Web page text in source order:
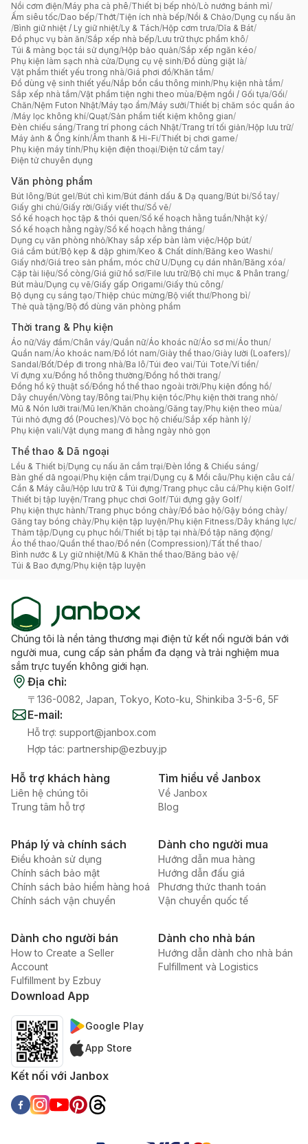
Nồi cơm điện/Máy pha cà phê/Thiết bị bếp nhỏ/Lò nướng bánh mì/
Ấm siêu tốc/Dao bếp/Thớt/Tiện ích nhà bếp/Nồi & Chảo/Dụng cụ nấu ăn
/Bình giữ nhiệt / Ly giữ nhiệt/Ly & Tách/Hộp cơm trưa/Dĩa & Bát/
Đồ phục vụ bàn ăn/Sắp xếp nhà bếp/Lưu trữ thực phẩm khô/
Túi & màng bọc tái sử dụng/Hộp bảo quản/Sắp xếp ngăn kéo/
Phụ kiện làm sạch nhà cửa/Dụng cụ vệ sinh/Đồ dùng giặt là/
Vật phẩm thiết yếu trong nhà/Giá phơi đồ/Khăn tắm/
Đồ dùng vệ sinh thiết yếu/Nắp bồn cầu thông minh/Phụ kiện nhà tắm/
Sắp xếp nhà tắm/Vật phẩm tiện nghi theo mùa/Đệm ngồi / Gối tựa/Gối/
Chăn/Nệm Futon Nhật/Máy tạo ẩm/Máy sưởi/Thiết bị chăm sóc quần áo
/Máy lọc không khí/Quạt/Sản phẩm tiết kiệm không gian/
Đèn chiếu sáng/Trang trí phong cách Nhật/Trang trí tối giản/Hộp lưu trữ/
Máy ảnh & Ống kính/Âm thanh & Hi-Fi/Thiết bị chơi game/
Phụ kiện máy tính/Phụ kiện điện thoại/Điện tử cầm tay/
Điện tử chuyên dụng
Văn phòng phẩm
Bút lông/Bút gel/Bút chì kim/Bút đánh dấu & Dạ quang/Bút bi/Sổ tay/
Giấy ghi chú/Giấy rời/Giấy viết thư/Sổ vẽ/
Sổ kế hoạch học tập & thói quen/Sổ kế hoạch hằng tuần/Nhật ký/
Sổ kế hoạch hằng ngày/Sổ kế hoạch hằng tháng/
Dụng cụ văn phòng nhỏ/Khay sắp xếp bàn làm việc/Hộp bút/
Giá cắm bút/Bộ kẹp & dập ghim/Keo & Chất dính/Băng keo Washi/
Giấy nhớ/Giá treo sản phẩm, móc chữ U/Dụng cụ dán nhãn/Băng xóa/
Cặp tài liệu/Sổ còng/Giá giữ hồ sơ/File lưu trữ/Bộ chỉ mục & Phân trang/
Bút màu/Dụng cụ vẽ/Giấy gấp Origami/Giấy thủ công/
Bộ dụng cụ sáng tạo/Thiệp chúc mừng/Bộ viết thư/Phong bì/
Thẻ quà tặng/Bộ đồ dùng văn phòng phẩm
Thời trang & Phụ kiện
Áo nữ/Váy đầm/Chân váy/Quần nữ/Áo khoác nữ/Áo sơ mi/Áo thun/
Quần nam/Áo khoác nam/Đồ lót nam/Giày thể thao/Giày lười (Loafers)/
Sandal/Bốt/Dép đi trong nhà/Ba lô/Túi đeo vai/Túi Tote/Ví tiền/
Ví đựng xu/Đồng hồ thông thường/Đồng hồ thời trang/
Đồng hồ kỹ thuật số/Đồng hồ thể thao ngoài trời/Phụ kiện đồng hồ/
Dây chuyền/Vòng tay/Bông tai/Phụ kiện tóc/Phụ kiện thời trang nhỏ/
Mũ & Nón lưỡi trai/Mũ len/Khăn choàng/Găng tay/Phụ kiện theo mùa/
Túi nhỏ đựng đồ (Pouches)/Vỏ bọc hộ chiếu/Sắp xếp hành lý/
Phụ kiện vali/Vật dụng mang đi hằng ngày nhỏ gọn
Thể thao & Dã ngoại
Lều & Thiết bị/Dụng cụ nấu ăn cắm trại/Đèn lồng & Chiếu sáng/
Bàn ghế dã ngoại/Phụ kiện cắm trại/Dụng cụ & Mồi câu/Phụ kiện câu cá/
Cần & Máy câu/Hộp lưu trữ & Túi đựng/Trang phục câu cá/Phụ kiện Golf/
Thiết bị tập luyện/Trang phục chơi Golf/Túi đựng gậy Golf/
Phụ kiện thực hành/Trang phục bóng chày/Đồ bảo hộ/Gậy bóng chày/
Găng tay bóng chày/Phụ kiện tập luyện/Phụ kiện Fitness/Dây kháng lực/
Thảm tập/Dụng cụ phục hồi/Thiết bị tập tại nhà/Đồ tập năng động/
Áo thể thao/Quần thể thao/Đồ nén (Compression)/Tất thể thao/
Bình nước & Ly giữ nhiệt/Mũ & Khăn thể thao/Băng bảo vệ/
Túi & Bao đựng/Phụ kiện tập luyện
Chúng tôi là nền tảng thương mại điện tử kết nối người bán với
người mua, cung cấp sản phẩm đa dạng và trải nghiệm mua
sắm trực tuyến không giới hạn.
Địa chỉ:
〒136-0082, Japan, Tokyo, Koto-ku, Shinkiba 3-5-6, 5F
E-mail:
Hỗ trợ: support@janbox.com
Hợp tác: partnership@ezbuy.jp
Hỗ trợ khách hàng
Liên hệ chúng tôi
Trung tâm hỗ trợ
Tìm hiểu về Janbox
Về Janbox
Blog
Pháp lý và chính sách
Điều khoản sử dụng
Chính sách bảo mật
Chính sách bảo hiểm hàng hoá
Chính sách vận chuyển
Dành cho người mua
Hướng dẫn mua hàng
Hướng dẫn đấu giá
Phương thức thanh toán
Vận chuyển quốc tế
Dành cho người bán
How to Create a Seller
Account
Fulfillment by Ezbuy
Dành cho nhà bán
Hướng dẫn dành cho nhà bán
Fulfillment và Logistics
Download App
Google Play
App Store
Kết nối với Janbox